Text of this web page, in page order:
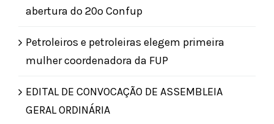
abertura do 20º Confup
Petroleiros e petroleiras elegem primeira
mulher coordenadora da FUP
EDITAL DE CONVOCAÇÃO DE ASSEMBLEIA
GERAL ORDINÁRIA